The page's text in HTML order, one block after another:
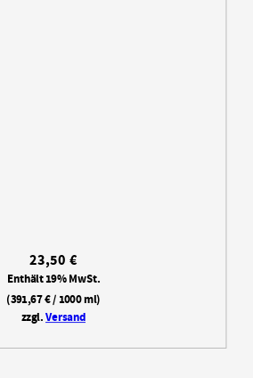
23,50 €
Enthält 19% MwSt.
(391,67€/ 1000 ml)
zzgl.Versand